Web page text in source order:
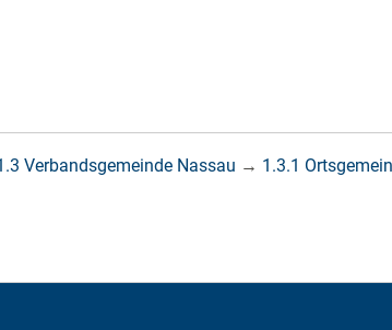
Verbandsgemeinde Nassau → 1.3.1